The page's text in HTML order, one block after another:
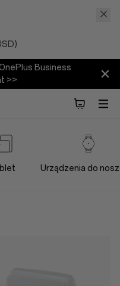
Business
>>
Urządzenia do